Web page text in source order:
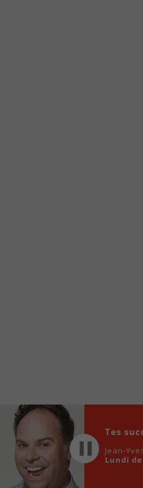
locale vous sont maintenant
Audio
Player
Tes
Jean-
Lundi de